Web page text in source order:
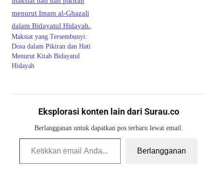
Maksiat yang Tersembunyi:
Dosa dalam Pikiran dan Hati
Menurut Kitab Bidayatul
Hidayah
Eksplorasi konten lain dari Surau.co
Berlangganan untuk dapatkan pos terbaru lewat email.
Ketikkan email Anda...
Berlangganan